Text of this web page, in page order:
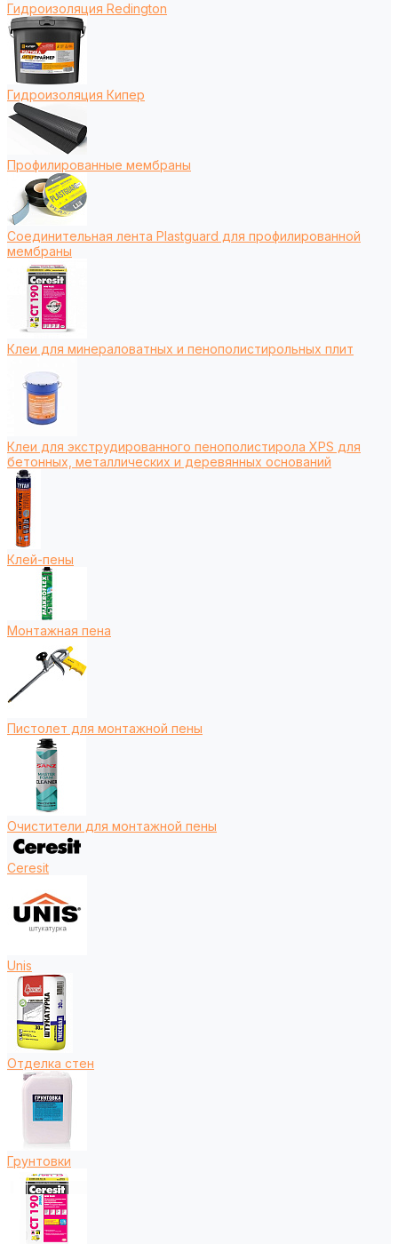
Гидроизоляция Redington
Гидроизоляция Кипер
Профилированные мембраны
Соединительная лента Plastguard для профилированной
мембраны
Клеи для минераловатных и пенополистирольных плит
Клеи для экструдированного пенополистирола XPS для
бетонных, металлических и деревянных оснований
Клей-пены
Монтажная пена
Пистолет для монтажной пены
Очистители для монтажной пены
Ceresit
Unis
Отделка стен
Грунтовки